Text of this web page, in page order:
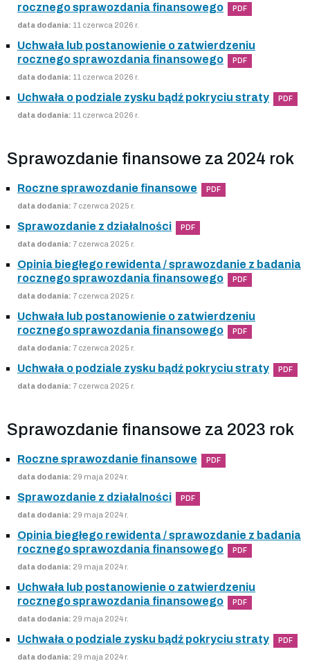
rocznego sprawozdania finansowego
PDF
data dodania: 11 czerwca 2026 r.
Uchwała lub postanowienie o zatwierdzeniu
rocznego sprawozdania finansowego
PDF
data dodania: 11 czerwca 2026 r.
Uchwała o podziale zysku bądź pokryciu straty PDF
data dodania: 11 czerwca 2026 r.
Sprawozdanie finansowe za 2024 rok
Roczne sprawozdanie finansowe PDF
data dodania: 7 czerwca 2025 r.
Sprawozdanie z działalności PDF
data dodania: 7 czerwca 2025 r.
Opinia biegłego rewidenta / sprawozdanie z badania
rocznego sprawozdania finansowego
PDF
data dodania: 7 czerwca 2025 r.
Uchwała lub postanowienie o zatwierdzeniu
rocznego sprawozdania finansowego
PDF
data dodania: 7 czerwca 2025 r.
Uchwała o podziale zysku bądź pokryciu straty PDF
data dodania: 7 czerwca 2025 r.
Sprawozdanie finansowe za 2023 rok
Roczne sprawozdanie finansowe PDF
data dodania: 29 maja 2024 r.
Sprawozdanie z działalności PDF
data dodania: 29 maja 2024 r.
Opinia biegłego rewidenta / sprawozdanie z badania
rocznego sprawozdania finansowego
PDF
data dodania: 29 maja 2024 r.
Uchwała lub postanowienie o zatwierdzeniu
rocznego sprawozdania finansowego
PDF
data dodania: 29 maja 2024 r.
Uchwała o podziale zysku bądź pokryciu straty PDF
data dodania: 29 maja 2024 r.